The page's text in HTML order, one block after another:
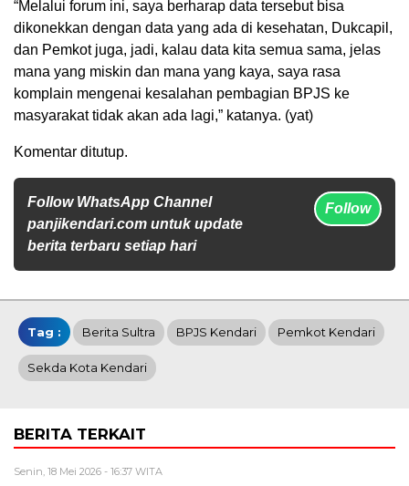
“Melalui forum ini, saya berharap data tersebut bisa
dikonekkan dengan data yang ada di kesehatan, Dukcapil,
dan Pemkot juga, jadi, kalau data kita semua sama, jelas
mana yang miskin dan mana yang kaya, saya rasa
komplain mengenai kesalahan pembagian BPJS ke
masyarakat tidak akan ada lagi,” katanya. (yat)
Komentar ditutup.
Follow WhatsApp Channel
panjikendari.com untuk update
berita terbaru setiap hari
Follow
Tag : Berita Sultra BPJS Kendari Pemkot Kendari
Sekda Kota Kendari
BERITA TERKAIT
Senin, 18 Mei 2026 - 16:37 WITA